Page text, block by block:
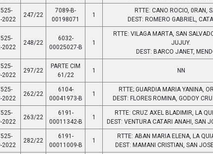
2022
247/22
7089-B-
00198071
1
RTTE: CANO ROCIO, 0RAN,
DEST: ROMERO GABRIEL,
2022
248/22
6032-
00025027-B
1
RTTE: VILAGA MARTA, SAN
JUJUY.
DEST: BARCO JANET,
2022
297/22
PARTE CIM
61/22
1 NN
2022
262/22
6104-
00041973-B
1
RTTE; GUARDIA MARIA YANINA,
DEST: FLORES ROMINA, GODOY
2022
263/22
6191-
00011342-B
1
RTTE: CRUZ AXEL BLADIMIR, LA
DEST: VENTURA CATARI ANAHI, SAN
2022
282/22
6191-
00011009-B
1
RTTE: ABAN MARIA ELENA, LA
DEST: MAMANI CRISTIAN, SAN